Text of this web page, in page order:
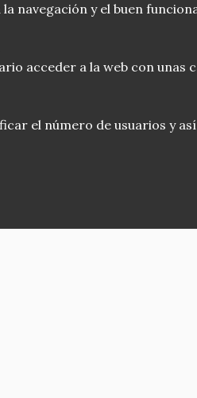
navegación y el buen
acceder a la web con
el número de usuarios y